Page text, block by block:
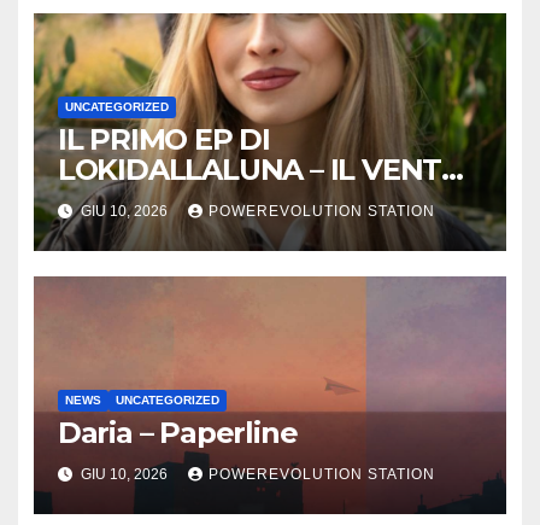
UNCATEGORIZED
IL PRIMO EP DI
LOKIDALLALUNA – IL VENTO
SCAPPA SE T’INNAMORI
GIU 10, 2026 POWEREVOLUTION STATION
NEWS UNCATEGORIZED
Daria – Paperline
GIU 10, 2026 POWEREVOLUTION STATION